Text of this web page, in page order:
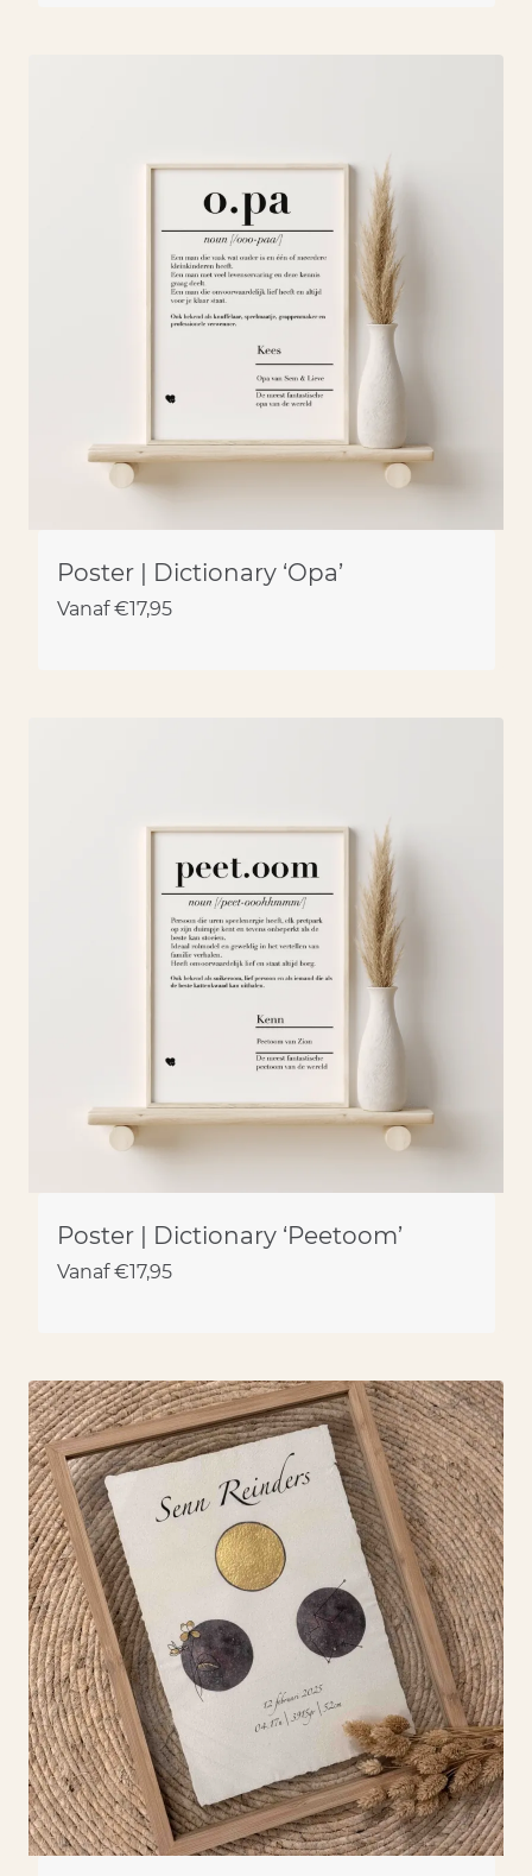
Poster | Dictionary ‘Opa’
Vanaf €17,95
Poster | Dictionary ‘Peetoom’
Vanaf €17,95